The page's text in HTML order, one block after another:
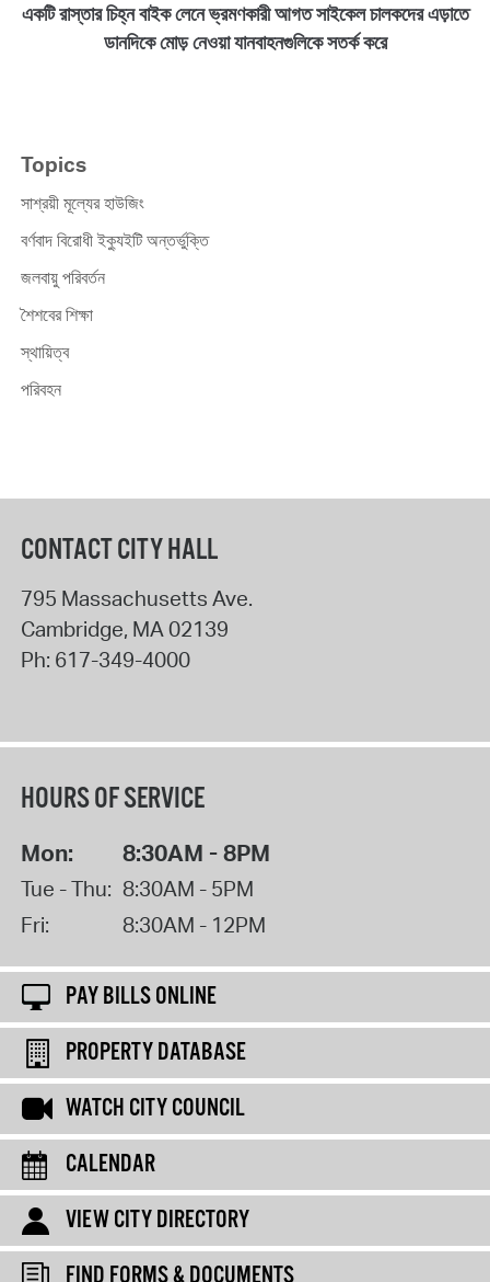
একটি রাস্তার চিহ্ন বাইক লেনে ভ্রমণকারী আগত সাইকেল চালকদের এড়াতে
ডানদিকে মোড় নেওয়া যানবাহনগুলিকে সতর্ক করে
Topics
সাশ্রয়ী মূল্যের হাউজিং
বর্ণবাদ বিরোধী ইক্যুইটি অন্তর্ভুক্তি
জলবায়ু পরিবর্তন
শৈশবের শিক্ষা
স্থায়িত্ব
পরিবহন
CONTACT CITY HALL
795 Massachusetts Ave.
Cambridge, MA 02139
Ph: 617-349-4000
HOURS OF SERVICE
Mon: 8:30AM - 8PM
Tue - Thu: 8:30AM - 5PM
Fri:
8:30AM - 12PM
PAY BILLS ONLINE
PROPERTY DATABASE
WATCH CITY COUNCIL
CALENDAR
VIEW CITY DIRECTORY